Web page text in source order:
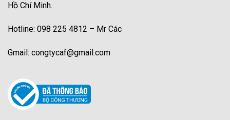
Hồ Chí Minh.
Hotline: 098 225 4812 – Mr Các
Gmail: congtycaf@gmail.com